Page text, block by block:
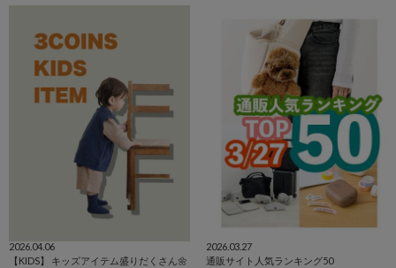
2026.04.06
【KIDS】 キッズアイテム盛りだくさん🌼
2026.03.27
通販サイト人気ランキング50